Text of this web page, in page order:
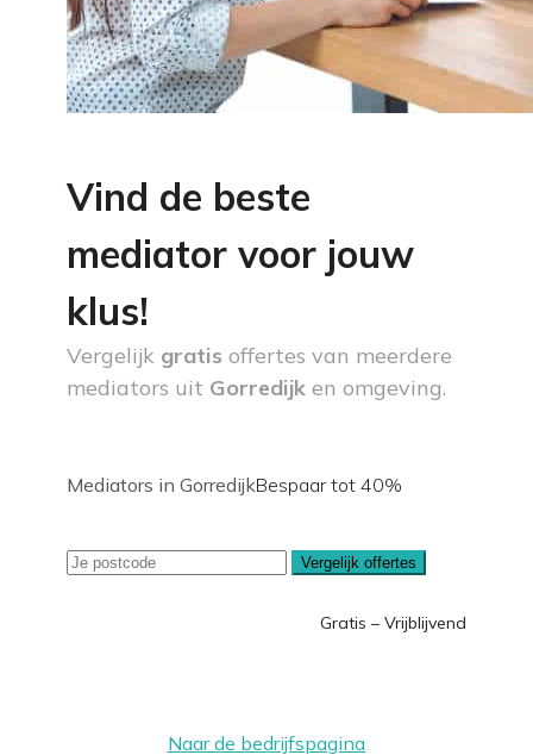
Vind de beste
mediator voor jouw
klus!
Vergelijk gratis offertes van meerdere
mediators uit Gorredijk en omgeving.
Mediators in GorredijkBespaar tot 40%
Vergelijk offertes
Gratis – Vrijblijvend
Naar de bedrijfspagina